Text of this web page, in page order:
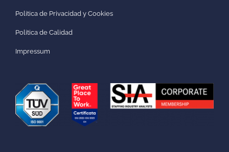
Politica de Privacidad y Cookies
Politica de Calidad
Impressum